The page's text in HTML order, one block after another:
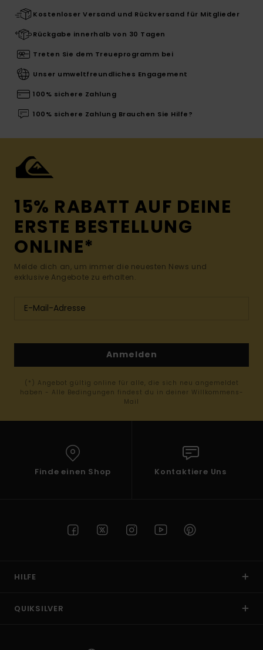
Kostenloser Versand und Rückversand für Mitglieder
Rückgabe innerhalb von 30 Tagen
Treten Sie dem Treueprogramm bei
Unser umweltfreundliches Engagement
100% sichere Zahlung
100% sichere Zahlung Brauchen Sie Hilfe?
15% RABATT AUF DEINE
ERSTE BESTELLUNG
ONLINE*
Melde dich an, um immer die neuesten News und
exklusive Angebote zu erhalten.
Anmelden
(*) Angebot gültig online für alle, die sich neu angemeldet
haben - Alle Bedingungen findest du in deiner Willkommens-
Mail
Finde einen Shop Kontaktiere Uns
HILFE
QUIKSILVER